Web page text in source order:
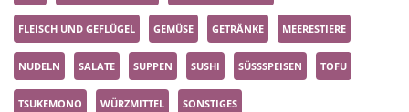
FLEISCH UND GEFLÜGEL GEMÜSE GETRÄNKE MEERESTIERE
NUDELN SALATE SUPPEN SUSHI SÜSSSPEISEN TOFU
TSUKEMONO WÜRZMITTEL SONSTIGES